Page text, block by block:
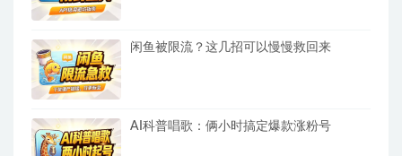
闲鱼被限流？这几招可以慢慢救回来
AI科普唱歌：俩小时搞定爆款涨粉号